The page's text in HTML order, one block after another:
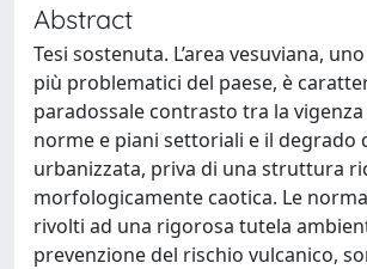
Abstract
Tesi sostenuta. L’area vesuviana,
più problematici del paese, è
paradossale contrasto tra la
norme e piani settoriali e il degrado
urbanizzata, priva di una struttura
morfologicamente caotica. Le
rivolti ad una rigorosa tutela
prevenzione del rischio vulcanico,